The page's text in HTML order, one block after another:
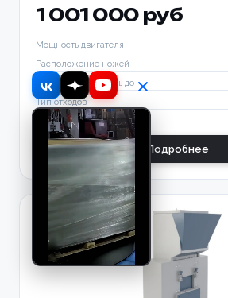
1 001 000 руб
Мощность двигателя
Расположение ножей
Производительность до
Тип отходов
Подробнее